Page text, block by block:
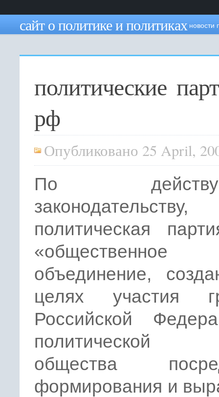
сайт о политике и политиках новости
политические
рф
Опубликовано 25 April,
По
законодательству,
политическая
«общественное
объединение,
целях участия
Российской
политической
общества
формирования и